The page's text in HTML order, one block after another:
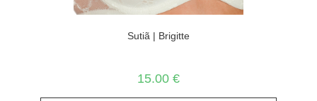
Sutiã | Brigitte
15.00 €